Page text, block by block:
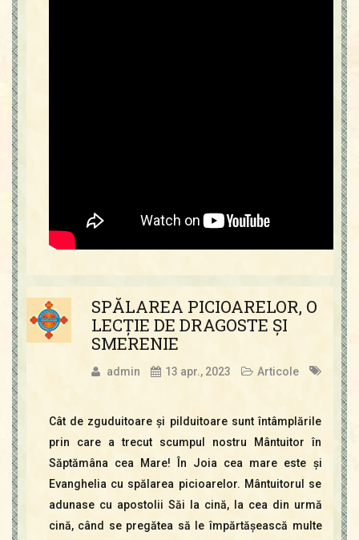
SPĂLAREA PICIOARELOR, O
LECŢIE DE DRAGOSTE ŞI
SMERENIE
admin 13 apr., 2023 Articole
Cât de zguduitoare şi pilduitoare sunt întâmplările
prin care a trecut scumpul nostru Mântuitor în
Săptămâna cea Mare! În Joia cea mare este şi
Evanghelia cu spălarea picioarelor. Mântuitorul se
adunase cu apostolii Săi la cină, la cea din urmă
cină, când se pregătea să le împărtăşească multe